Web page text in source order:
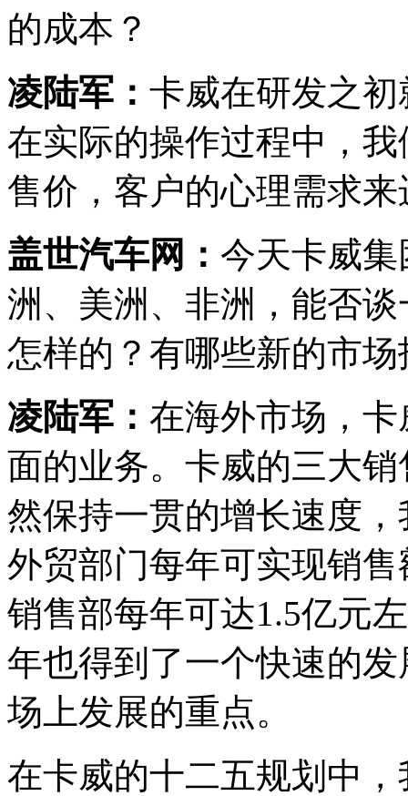
的成本？
凌陆军： 卡威在研发之
在实际的操作过程中，
售价，客户的心理需求
盖世汽车网： 今天卡威
洲、美洲、非洲，能否
怎样的？有哪些新的市
凌陆军： 在海外市场，
面的业务。卡威的三大
然保持一贯的增长速度
外贸部门每年可实现销
销售部每年可达1.5亿元
年也得到了一个快速的
场上发展的重点。
在卡威的十二五规划中